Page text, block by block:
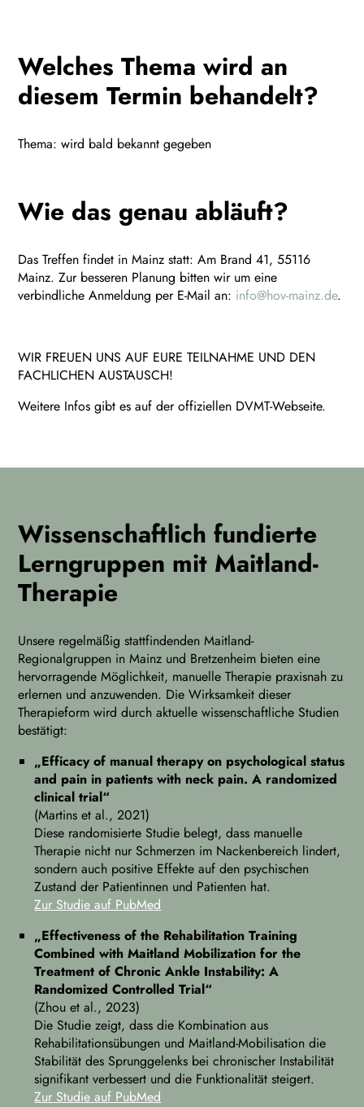
Welches Thema wird an
diesem Termin behandelt?
Thema: wird bald bekannt gegeben
Wie das genau abläuft?
Das Treffen findet in Mainz statt: Am Brand 41, 55116
Mainz. Zur besseren Planung bitten wir um eine
verbindliche Anmeldung per E-Mail an: info@hov-mainz.de.
WIR FREUEN UNS AUF EURE TEILNAHME UND DEN
FACHLICHEN AUSTAUSCH!
Weitere Infos gibt es auf der offiziellen DVMT-Webseite.
Wissenschaftlich fundierte
Lerngruppen mit Maitland-
Therapie
Unsere regelmäßig stattfindenden Maitland-
Regionalgruppen in Mainz und Bretzenheim bieten eine
hervorragende Möglichkeit, manuelle Therapie praxisnah zu
erlernen und anzuwenden. Die Wirksamkeit dieser
Therapieform wird durch aktuelle wissenschaftliche Studien
bestätigt:
„Efficacy of manual therapy on psychological status
and pain in patients with neck pain. A randomized
clinical trial“
(Martins et al., 2021)
Diese randomisierte Studie belegt, dass manuelle
Therapie nicht nur Schmerzen im Nackenbereich lindert,
sondern auch positive Effekte auf den psychischen
Zustand der Patientinnen und Patienten hat.
Zur Studie auf PubMed
„Effectiveness of the Rehabilitation Training
Combined with Maitland Mobilization for the
Treatment of Chronic Ankle Instability: A
Randomized Controlled Trial“
(Zhou et al., 2023)
Die Studie zeigt, dass die Kombination aus
Rehabilitationsübungen und Maitland-Mobilisation die
Stabilität des Sprunggelenks bei chronischer Instabilität
signifikant verbessert und die Funktionalität steigert.
Zur Studie auf PubMed